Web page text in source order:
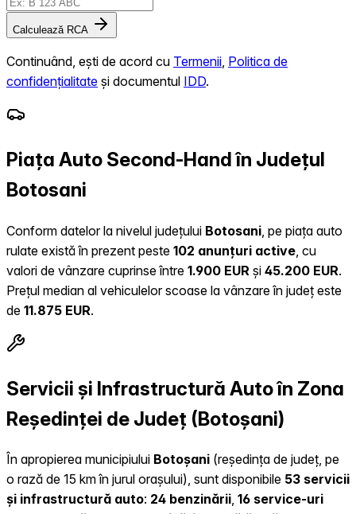
Calculează RCA
Continuând, ești de acord cu Termenii Politica de
confidențialitate și documentul IDD.
Piața Auto Second-Hand în Județul
Botosani
Conform datelor la nivelul județului Botosani , pe piața auto
rulate există în prezent peste 102 anunțuri active , cu
valori de vânzare cuprinse între 1.900 EUR și 45.200 EUR.
Prețul median al vehiculelor scoase la vânzare în județ este
de 11.875 EUR.
Servicii și Infrastructură Auto în Zona
Reședinței de Județ (Botoșani)
În apropierea municipiului Botoșani (reședința de județ, pe
o rază de 15 km în jurul orașului), sunt disponibile 53 servicii
și infrastructură auto: 24 benzinării, 16 service-uri